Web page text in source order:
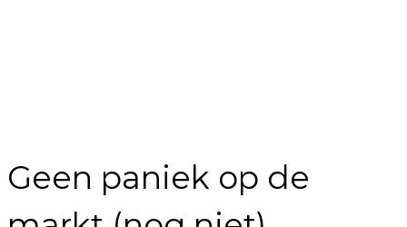
Geen paniek op de